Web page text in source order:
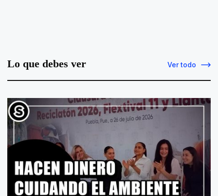
Lo que debes ver Ver todo